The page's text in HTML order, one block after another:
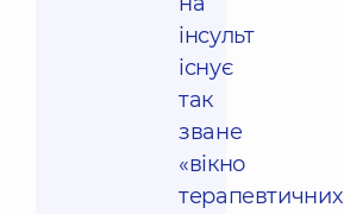
інсульт
існує
так
зване
«вікно
терапевтичних